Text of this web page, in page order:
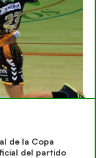
de la Copa
del partido